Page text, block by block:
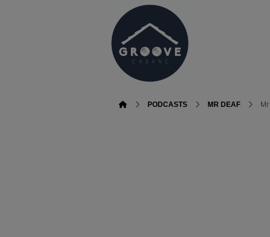
PODCASTS MR DEAF